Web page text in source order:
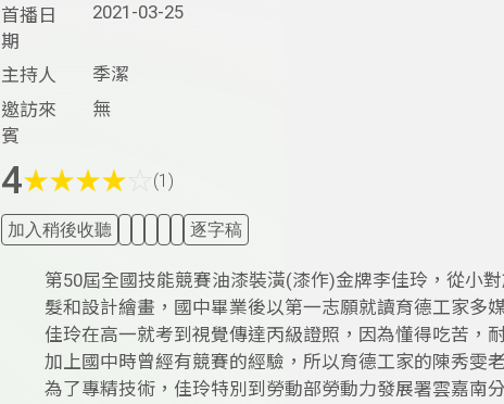
首播日
期
2021-03-25
主持人
季潔
邀訪來
賓
無
4★★★★ (1)
加入稍後收聽 逐字稿
第50屆全國技能競賽油漆裝潢(漆作)金牌李佳玲，從小
髮和設計繪畫，國中畢業後以第一志願就讀育德工家多
佳玲在高一就考到視覺傳達丙級證照，因為懂得吃苦，
加上國中時曾經有競賽的經驗，所以育德工家的陳秀雯
為了專精技術，佳玲特別到勞動部勞動力發展署雲嘉南